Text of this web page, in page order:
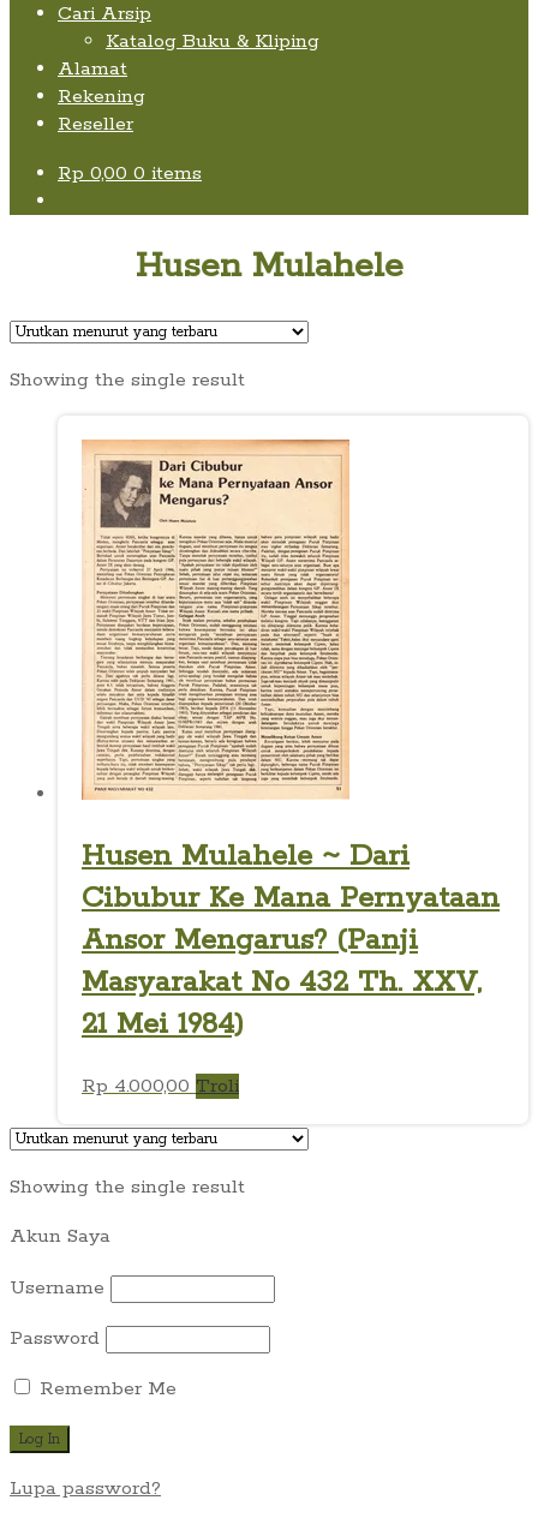
Cari Arsip
Katalog Buku & Kliping
Alamat
Rekening
Reseller
Rp 0,00 0 items
Husen Mulahele
Showing the single result
Husen Mulahele ~ Dari
Cibubur Ke Mana Pernyataan
Ansor Mengarus? (Panji
Masyarakat No 432 Th. XXV,
21 Mei 1984)
Rp4.000,00 Troli
Showing the single result
Akun Saya
Username
Password
Remember Me
Lupa password?